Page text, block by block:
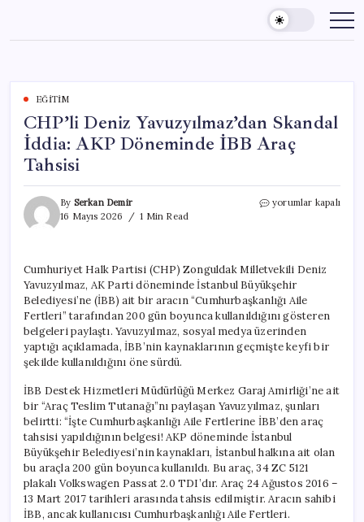
content
EĞITIM
CHP’li Deniz Yavuzyılmaz’dan Skandal
İddia: AKP Döneminde İBB Araç
Tahsisi
By Serkan Demir
16 Mayıs 2026
1 Min Read
CHP’li
AKP
Döneminde
İBB
Araç
Tahsisi
için
yorumlar kapalı
Cumhuriyet Halk Partisi (CHP) Zonguldak Milletvekili Deniz
Yavuzyılmaz, AK Parti döneminde İstanbul Büyükşehir
Belediyesi’ne (İBB) ait bir aracın “Cumhurbaşkanlığı Aile
Fertleri” tarafından 200 gün boyunca kullanıldığını gösteren
belgeleri paylaştı. Yavuzyılmaz, sosyal medya üzerinden
yaptığı açıklamada, İBB’nin kaynaklarının geçmişte keyfi bir
şekilde kullanıldığını öne sürdü.
İBB Destek Hizmetleri Müdürlüğü Merkez Garaj Amirliği’ne ait
bir “Araç Teslim Tutanağı”nı paylaşan Yavuzyılmaz, şunları
belirtti: “İşte Cumhurbaşkanlığı Aile Fertlerine İBB’den araç
tahsisi yapıldığının belgesi! AKP döneminde İstanbul
Büyükşehir Belediyesi’nin kaynakları, İstanbul halkına ait olan
bu araçla 200 gün boyunca kullanıldı. Bu araç, 34 ZC 5121
plakalı Volkswagen Passat 2.0 TDI’dır. Araç 24 Ağustos 2016 –
13 Mart 2017 tarihleri arasında tahsis edilmiştir. Aracın sahibi
İBB, ancak kullanıcısı Cumhurbaşkanlığı Aile Fertleri.